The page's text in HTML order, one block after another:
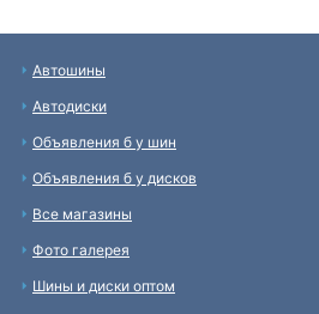
Автошины
Автодиски
Объявления б у шин
Объявления б у дисков
Все магазины
Фото галерея
Шины и диски оптом